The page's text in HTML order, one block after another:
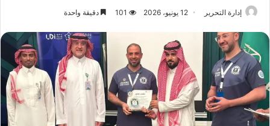
إدارة التحرير 12 يونيو، 2026 101 دقيقة واحدة